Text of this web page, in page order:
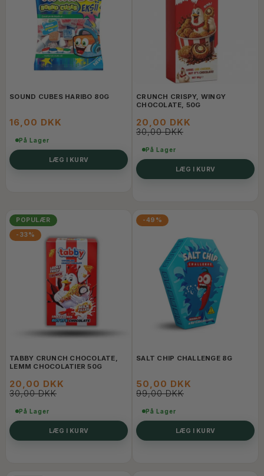
SOUND CUBES HARIBO 80G
16,00 DKK
På Lager
LÆG I KURV
CRUNCH CRISPY, WINGY
CHOCOLATE, 50G
20,00 DKK
30,00 DKK
På Lager
LÆG I KURV
POPULÆR
-33%
TABBY CRUNCH CHOCOLATE,
LEMM CHOCOLATIER 50G
20,00 DKK
30,00 DKK
På Lager
LÆG I KURV
-49%
SALT CHIP CHALLENGE 8G
50,00 DKK
99,00 DKK
På Lager
LÆG I KURV